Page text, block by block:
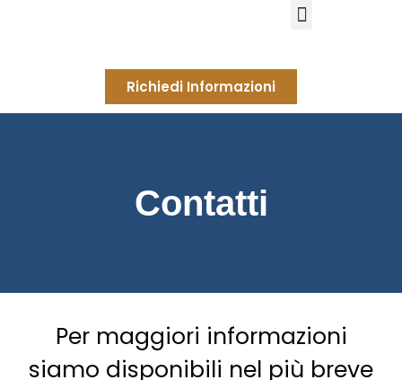
Richiedi Informazioni
Contatti
Per maggiori informazioni
siamo disponibili nel più breve